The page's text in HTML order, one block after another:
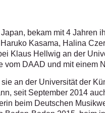
bekam mit 4 Jahren
Kasama, Halina
Klaus Hellwig an der
vom DAAD und mit einem
an der Universität der
seit September 2014
beim Deutschen